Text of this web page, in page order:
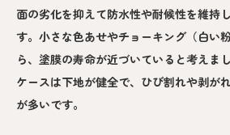
面の劣化を抑えて防水性や耐候性を維持
す。小さな色あせやチョーキング（白い
ら、塗膜の寿命が近づいていると考えま
ケースは下地が健全で、ひび割れや剥が
が多いです。